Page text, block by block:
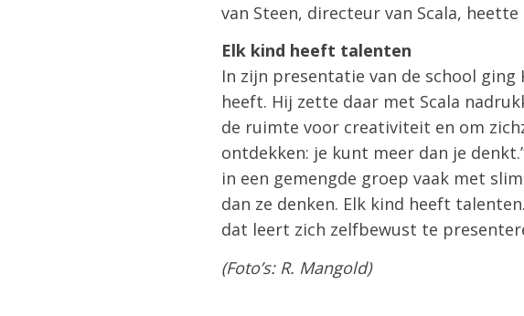
van Steen, directeur van Scala,
Elk kind heeft talenten
In zijn presentatie van de school
heeft. Hij zette daar met Scala
de ruimte voor creativiteit en om
ontdekken: je kunt meer dan je
in een gemengde groep vaak met
dan ze denken. Elk kind heeft
dat leert zich zelfbewust te
(Foto’s: R. Mangold)